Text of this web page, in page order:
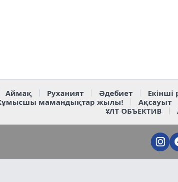
Аймақ Руханият Әдебиет Екінші
мамандықтар жылы! Ақсауыт
ҰЛТ ОБЪЕКТИВ